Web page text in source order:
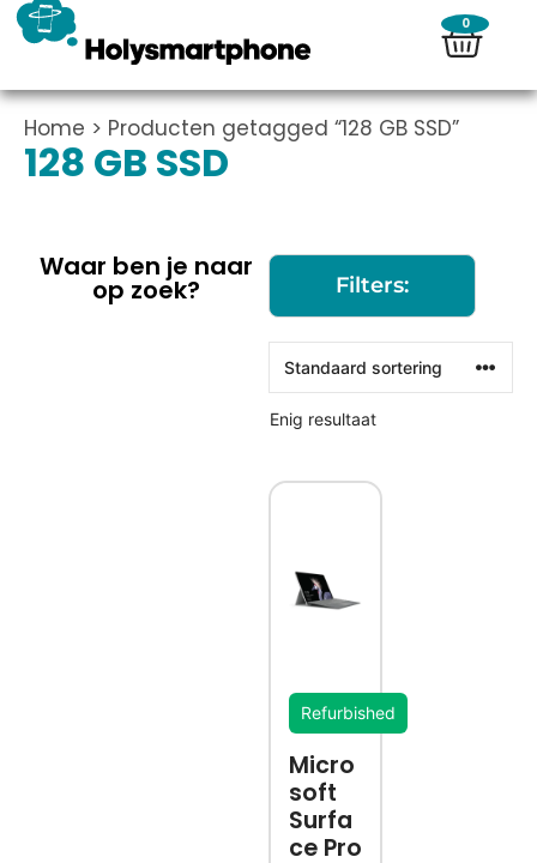
0
Home > Producten getagged “128 GB SSD”
128 GB SSD
Waar ben je naar
op zoek? Filters:
Enig resultaat
Refurbished
Micro
soft
Surfa
ce Pro